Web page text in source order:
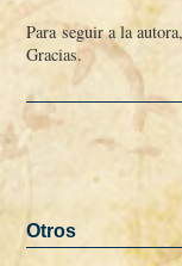
Para seguir a la
Gracias.
Otros